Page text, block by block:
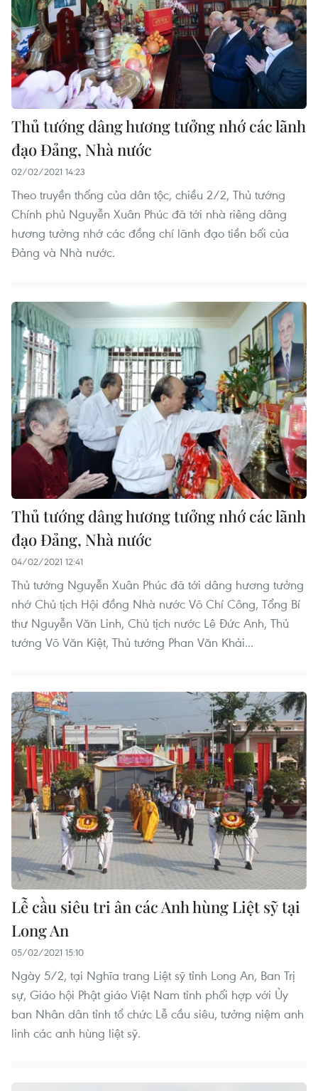
Thủ tướng dâng hương tưởng nhớ các lãnh
đạo Đảng, Nhà nước
02/02/2021 14:23
Theo truyền thống của dân tộc, chiều 2/2, Thủ tướng
Chính phủ Nguyễn Xuân Phúc đã tới nhà riêng dâng
hương tưởng nhớ các đồng chí lãnh đạo tiền bối của
Đảng và Nhà nước.
Thủ tướng dâng hương tưởng nhớ các lãnh
đạo Đảng, Nhà nước
04/02/2021 12:41
Thủ tướng Nguyễn Xuân Phúc đã tới dâng hương tưởng
nhớ Chủ tịch Hội đồng Nhà nước Võ Chí Công, Tổng Bí
thư Nguyễn Văn Linh, Chủ tịch nước Lê Đức Anh, Thủ
tướng Võ Văn Kiệt, Thủ tướng Phan Văn Khải...
Lễ cầu siêu tri ân các Anh hùng Liệt sỹ tại
Long An
05/02/2021 15:10
Ngày 5/2, tại Nghĩa trang Liệt sỹ tỉnh Long An, Ban Trị
sự, Giáo hội Phật giáo Việt Nam tỉnh phối hợp với Ủy
ban Nhân dân tỉnh tổ chức Lễ cầu siêu, tưởng niệm anh
linh các anh hùng liệt sỹ.